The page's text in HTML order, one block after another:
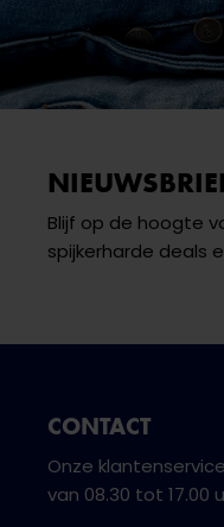
Blijf op de hoogte
spijkerharde deals
CONTACT
Onze
van 08.30 tot 17.00